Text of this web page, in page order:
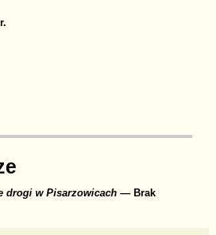
drogi w Pisarzowicach— Brak